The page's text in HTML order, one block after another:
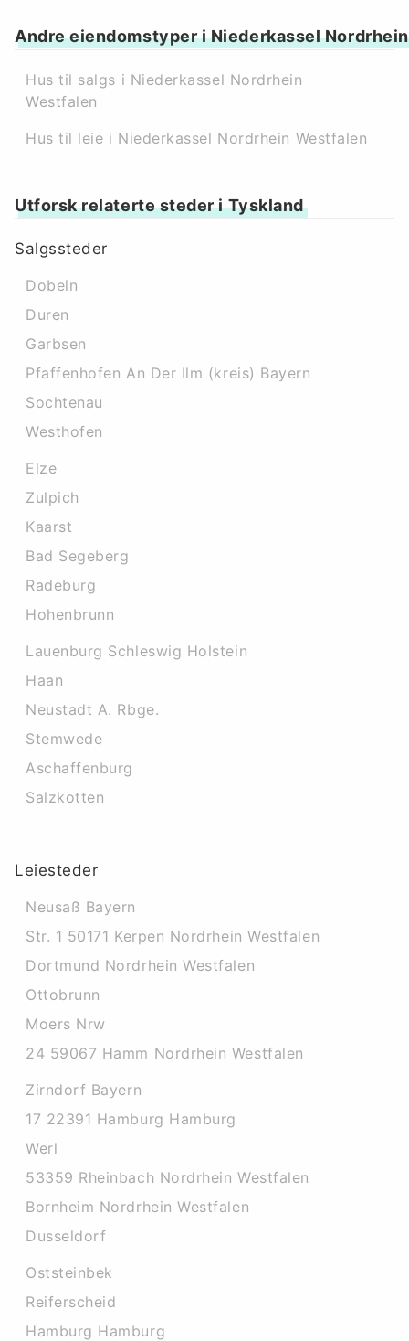
Andre eiendomstyper i Niederkassel
Hus til salgs i Niederkassel Nordrhein
Westfalen
Hus til leie i Niederkassel Nordrhein Westfalen
Utforsk relaterte steder i Tyskland
Salgssteder
Dobeln
Duren
Garbsen
Pfaffenhofen An Der Ilm (kreis) Bayern
Sochtenau
Westhofen
Elze
Zulpich
Kaarst
Bad Segeberg
Radeburg
Hohenbrunn
Lauenburg Schleswig Holstein
Haan
Neustadt A. Rbge.
Stemwede
Aschaffenburg
Salzkotten
Leiesteder
Neusaß Bayern
Str. 1 50171 Kerpen Nordrhein Westfalen
Dortmund Nordrhein Westfalen
Ottobrunn
Moers Nrw
24 59067 Hamm Nordrhein Westfalen
Zirndorf Bayern
17 22391 Hamburg Hamburg
Werl
53359 Rheinbach Nordrhein Westfalen
Bornheim Nordrhein Westfalen
Dusseldorf
Oststeinbek
Reiferscheid
Hamburg Hamburg